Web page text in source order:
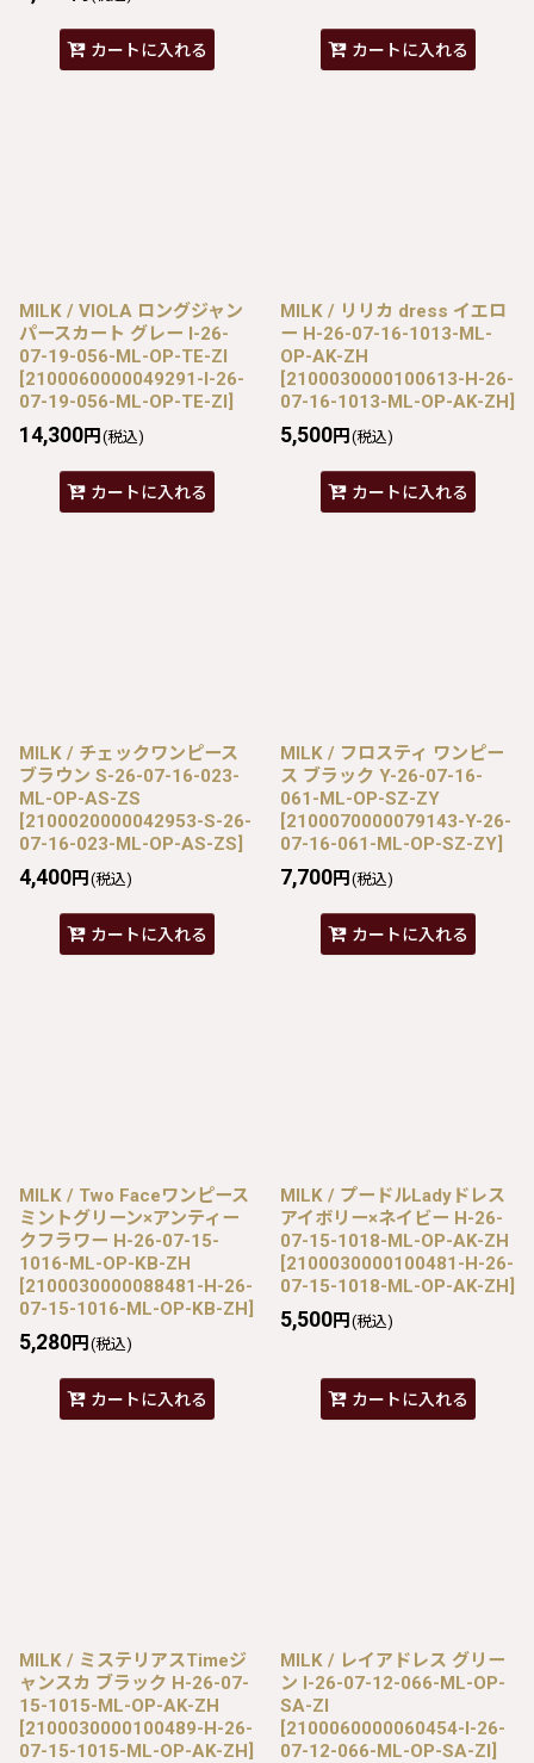
カートに入れる カートに入れる
MILK / VIOLA ロングジャン
パースカート グレー I-26-
07-19-056-ML-OP-TE-ZI
[2100060000049291-I-26-
07-19-056-ML-OP-TE-ZI]
14,300円 (税込)
カートに入れる
MILK / リリカ dress イエロ
ー H-26-07-16-1013-ML-
OP-AK-ZH
[2100030000100613-H-26-
07-16-1013-ML-OP-AK-ZH]
5,500円 (税込)
カートに入れる
MILK / チェックワンピース
ブラウン S-26-07-16-023-
ML-OP-AS-ZS
[2100020000042953-S-26-
07-16-023-ML-OP-AS-ZS]
4,400円 (税込)
カートに入れる
MILK / フロスティ ワンピー
ス ブラック Y-26-07-16-
061-ML-OP-SZ-ZY
[2100070000079143-Y-26-
07-16-061-ML-OP-SZ-ZY]
7,700円 (税込)
カートに入れる
MILK / Two Faceワンピース
ミントグリーン×アンティー
クフラワー H-26-07-15-
1016-ML-OP-KB-ZH
[2100030000088481-H-26-
07-15-1016-ML-OP-KB-ZH]
5,280円 (税込)
カートに入れる
MILK / プードルLadyドレス
アイボリー×ネイビー H-26-
07-15-1018-ML-OP-AK-ZH
[2100030000100481-H-26-
07-15-1018-ML-OP-AK-ZH]
5,500円 (税込)
カートに入れる
MILK / ミステリアスTimeジ
ャンスカ ブラック H-26-07-
15-1015-ML-OP-AK-ZH
[2100030000100489-H-26-
07-15-1015-ML-OP-AK-ZH]
MILK / レイアドレス グリー
ン I-26-07-12-066-ML-OP-
SA-ZI
[2100060000060454-I-26-
07-12-066-ML-OP-SA-ZI]